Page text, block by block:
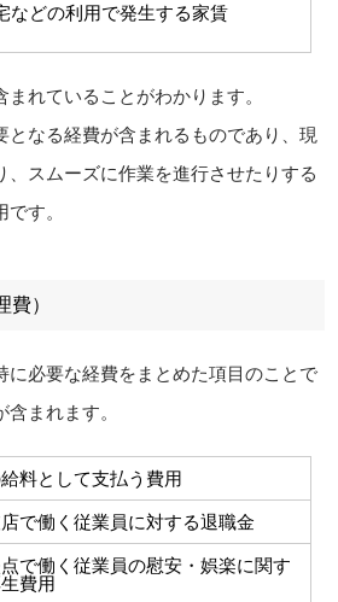
などの利用で発生する家賃
れていることがわかります。
となる経費が含まれるものであり、現
、スムーズに作業を進行させたりする
す。
費）
に必要な経費をまとめた項目のことで
まれます。
料として支払う費用
で働く従業員に対する退職金
で働く従業員の慰安・娯楽に関す
費用